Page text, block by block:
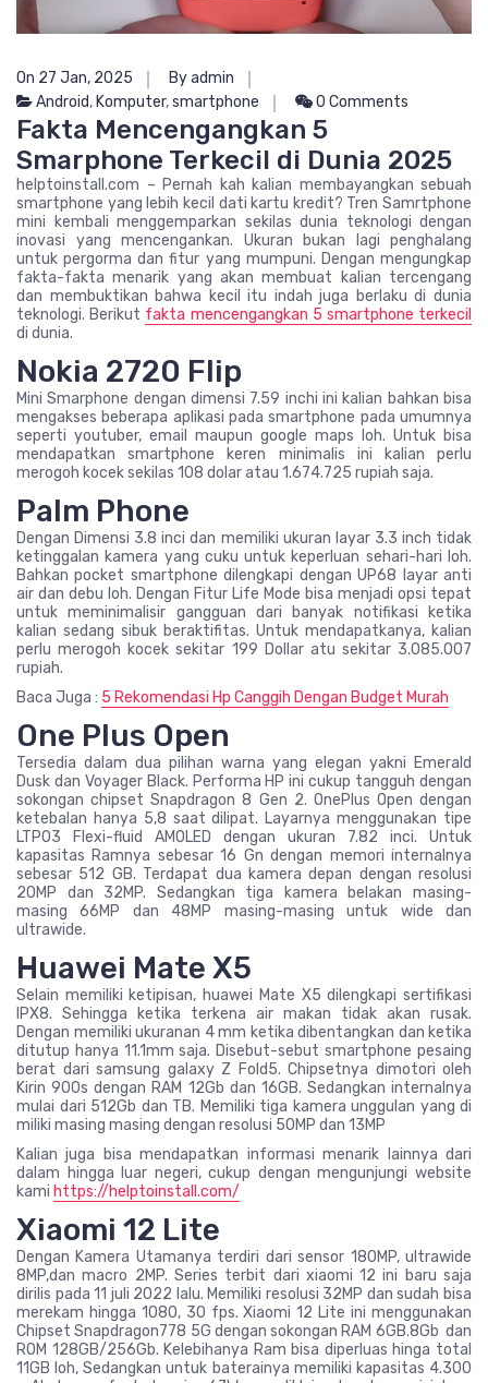
On 27 Jan, 2025
By admin
Android, Komputer,smartphone 0 Comments
Fakta Mencengangkan 5
Smarphone Terkecil di Dunia 2025
helptoinstall.com – Pernah kah kalian membayangkan sebuah
smartphone yang lebih kecil dati kartu kredit? Tren Samrtphone
mini kembali menggemparkan sekilas dunia teknologi dengan
inovasi yang mencengankan. Ukuran bukan lagi penghalang
untuk pergorma dan fitur yang mumpuni. Dengan mengungkap
fakta-fakta menarik yang akan membuat kalian tercengang
dan membuktikan bahwa kecil itu indah juga berlaku di dunia
teknologi. Berikut fakta mencengangkan 5 smartphone terkecil
di dunia.
Nokia 2720 Flip
Mini Smarphone dengan dimensi 7.59 inchi ini kalian bahkan bisa
mengakses beberapa aplikasi pada smartphone pada umumnya
seperti youtuber, email maupun google maps loh. Untuk bisa
mendapatkan smartphone keren minimalis ini kalian perlu
merogoh kocek sekilas 108 dolar atau 1.674.725 rupiah saja.
Palm Phone
Dengan Dimensi 3.8 inci dan memiliki ukuran layar 3.3 inch tidak
ketinggalan kamera yang cuku untuk keperluan sehari-hari loh.
Bahkan pocket smartphone dilengkapi dengan UP68 layar anti
air dan debu loh. Dengan Fitur Life Mode bisa menjadi opsi tepat
untuk meminimalisir gangguan dari banyak notifikasi ketika
kalian sedang sibuk beraktifitas. Untuk mendapatkanya, kalian
perlu merogoh kocek sekitar 199 Dollar atu sekitar 3.085.007
rupiah.
Baca Juga : 5 Rekomendasi Hp Canggih Dengan Budget Murah
One Plus Open
Tersedia dalam dua pilihan warna yang elegan yakni Emerald
Dusk dan Voyager Black. Performa HP ini cukup tangguh dengan
sokongan chipset Snapdragon 8 Gen 2. OnePlus Open dengan
ketebalan hanya 5,8 saat dilipat. Layarnya menggunakan tipe
LTP03 Flexi-fluid AMOLED dengan ukuran 7.82 inci. Untuk
kapasitas Ramnya sebesar 16 Gn dengan memori internalnya
sebesar 512 GB. Terdapat dua kamera depan dengan resolusi
20MP dan 32MP. Sedangkan tiga kamera belakan masing-
masing 66MP dan 48MP masing-masing untuk wide dan
ultrawide.
Huawei Mate X5
Selain memiliki ketipisan, huawei Mate X5 dilengkapi sertifikasi
IPX8. Sehingga ketika terkena air makan tidak akan rusak.
Dengan memiliki ukuranan 4 mm ketika dibentangkan dan ketika
ditutup hanya 11.1mm saja. Disebut-sebut smartphone pesaing
berat dari samsung galaxy Z Fold5. Chipsetnya dimotori oleh
Kirin 900s dengan RAM 12Gb dan 16GB. Sedangkan internalnya
mulai dari 512Gb dan TB. Memiliki tiga kamera unggulan yang di
miliki masing masing dengan resolusi 50MP dan 13MP
Kalian juga bisa mendapatkan informasi menarik lainnya dari
dalam hingga luar negeri, cukup dengan mengunjungi website
kami https://helptoinstall.com/
Xiaomi 12 Lite
Dengan Kamera Utamanya terdiri dari sensor 180MP, ultrawide
8MP,dan macro 2MP. Series terbit dari xiaomi 12 ini baru saja
dirilis pada 11 juli 2022 lalu. Memiliki resolusi 32MP dan sudah bisa
merekam hingga 1080, 30 fps. Xiaomi 12 Lite ini menggunakan
Chipset Snapdragon778 5G dengan sokongan RAM 6GB.8Gb dan
ROM 128GB/256Gb. Kelebihanya Ram bisa diperluas hinga total
11GB loh, Sedangkan untuk baterainya memiliki kapasitas 4.300